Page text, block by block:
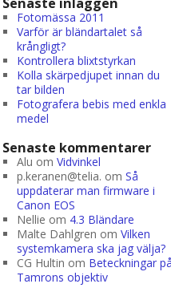
Fotomässa 2011
Varför är bländartalet så
krångligt?
Kontrollera blixtstyrkan
Kolla skärpedjupet innan du
tar bilden
Fotografera bebis med enkla
medel
Senaste kommentarer
Alu om Vidvinkel
p.keranen@telia. om Så
uppdaterar man firmware i
Canon EOS
Nellie om 4.3 Bländare
Malte Dahlgren om Vilken
systemkamera ska jag välja?
CG Hultin om Beteckningar på
Tamrons objektiv